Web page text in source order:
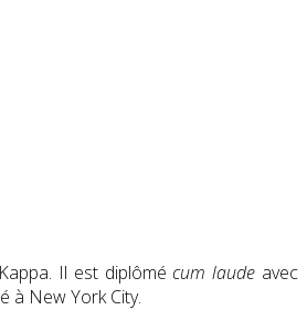
Il est diplômécum laude avec
à New York City.